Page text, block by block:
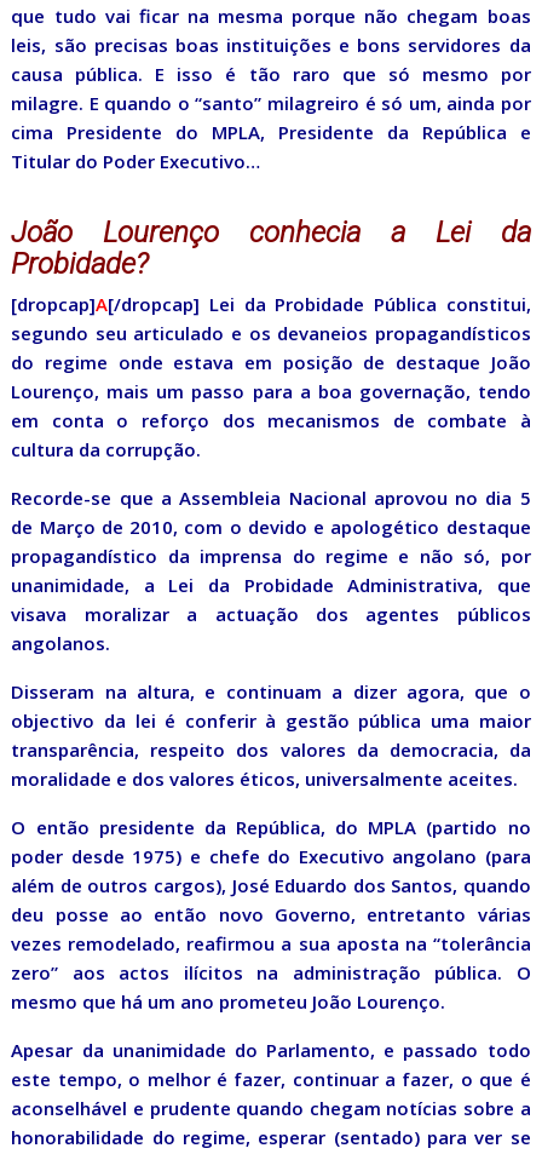
que tudo vai ficar na mesma porque não chegam boas
leis, são precisas boas instituições e bons servidores da
causa pública. E isso é tão raro que só mesmo por
milagre. E quando o “santo” milagreiro é só um, ainda por
cima Presidente do MPLA, Presidente da República e
Titular do Poder Executivo…
João Lourenço conhecia a Lei da
Probidade?
[dropcap]A[/dropcap] Lei da Probidade Pública constitui,
segundo seu articulado e os devaneios propagandísticos
do regime onde estava em posição de destaque João
Lourenço, mais um passo para a boa governação, tendo
em conta o reforço dos mecanismos de combate à
cultura da corrupção.
Recorde-se que a Assembleia Nacional aprovou no dia 5
de Março de 2010, com o devido e apologético destaque
propagandístico da imprensa do regime e não só, por
unanimidade, a Lei da Probidade Administrativa, que
visava moralizar a actuação dos agentes públicos
angolanos.
Disseram na altura, e continuam a dizer agora, que o
objectivo da lei é conferir à gestão pública uma maior
transparência, respeito dos valores da democracia, da
moralidade e dos valores éticos, universalmente aceites.
O então presidente da República, do MPLA (partido no
poder desde 1975) e chefe do Executivo angolano (para
além de outros cargos), José Eduardo dos Santos, quando
deu posse ao então novo Governo, entretanto várias
vezes remodelado, reafirmou a sua aposta na “tolerância
zero” aos actos ilícitos na administração pública. O
mesmo que há um ano prometeu João Lourenço.
Apesar da unanimidade do Parlamento, e passado todo
este tempo, o melhor é fazer, continuar a fazer, o que é
aconselhável e prudente quando chegam notícias sobre a
honorabilidade do regime, esperar (sentado) para ver se